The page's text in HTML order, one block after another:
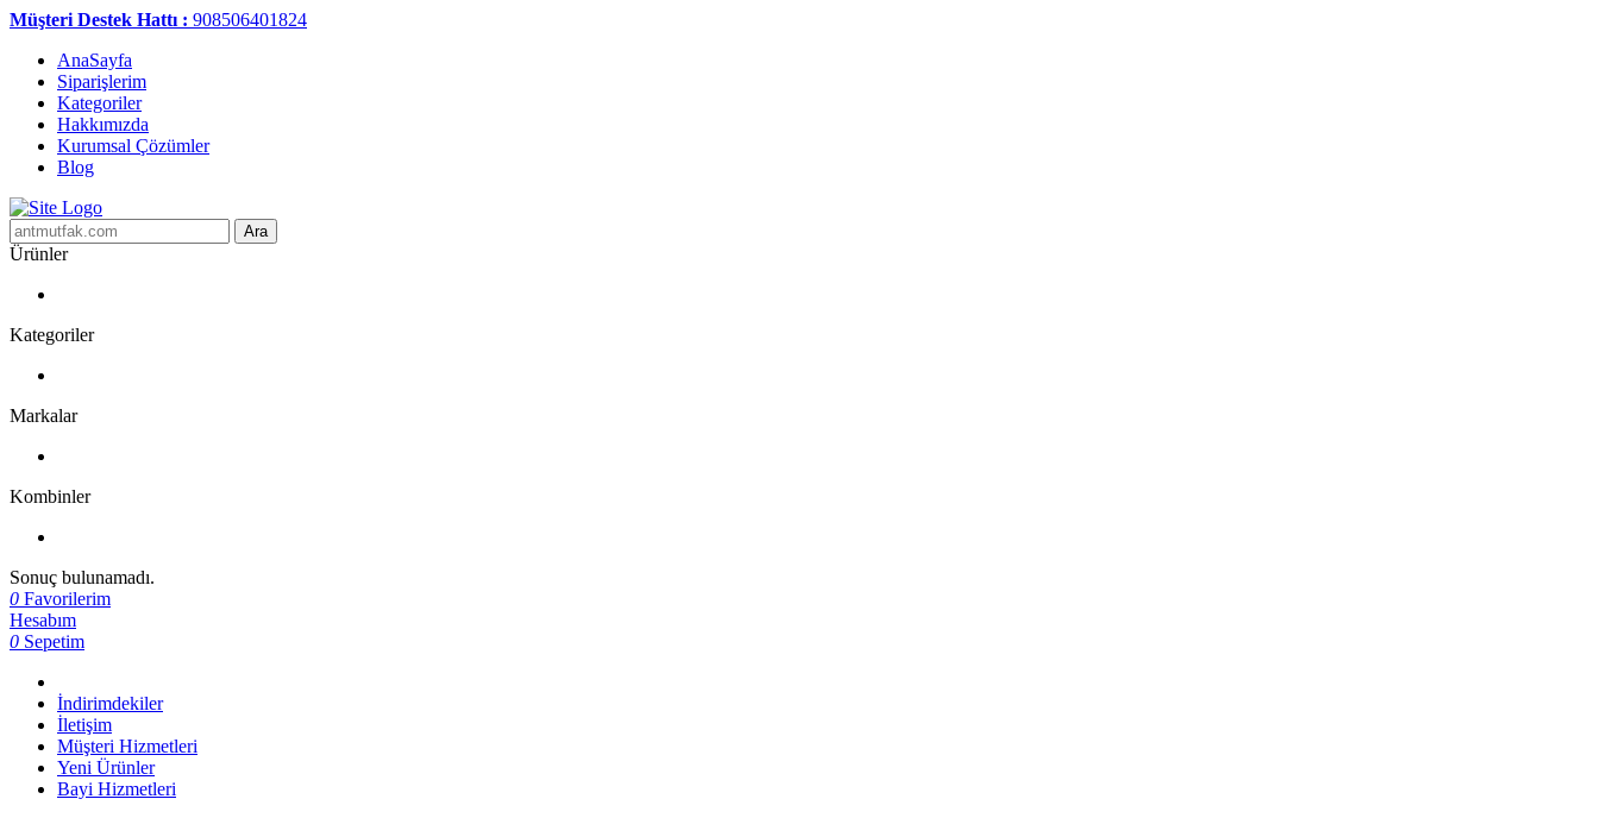
Müşteri Destek Hattı : 908506401824
AnaSayfa
Siparişlerim
Kategoriler
Hakkımızda
Kurumsal Çözümler
Blog
Ara
Ürünler
Kategoriler
Markalar
Kombinler
Sonuç bulunamadı.
0 Favorilerim
Hesabım
0 Sepetim
İndirimdekiler
İletişim
Müşteri Hizmetleri
Yeni Ürünler
Bayi Hizmetleri